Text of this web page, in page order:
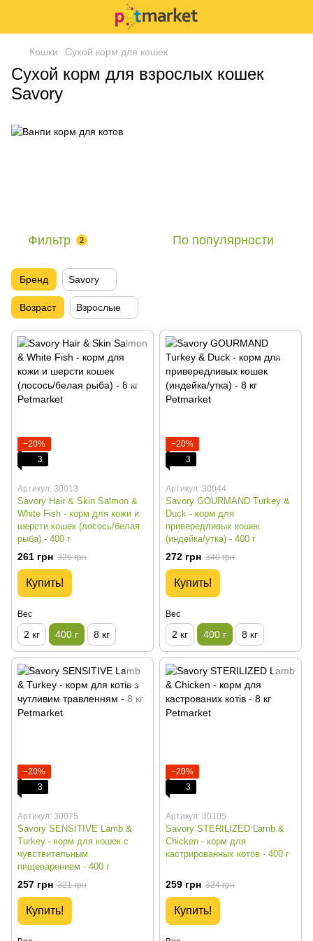
Кошки Сухой корм для кошек
Сухой корм для взрослых кошек
Savory
Фильтр 2 По популярности
Бренд Savory
Возраст Взрослые
−20%
3
Артикул: 30013
Savory Hair & Skin Salmon &
White Fish - корм для кожи и
шерсти кошек (лосось/белая
рыба) - 400 г
261 грн 326 грн
Купить!
Вес
2 кг 400 г 8 кг
−20%
3
Артикул: 30044
Savory GOURMAND Turkey &
Duck - корм для
привередливых кошек
(индейка/утка) - 400 г
272 грн 340 грн
Купить!
Вес
2 кг 400 г 8 кг
−20%
3
Артикул: 30075
Savory SENSITIVE Lamb &
Turkey - корм для кошек с
чувствительным
пищеварением - 400 г
257 грн 321 грн
Купить!
−20%
3
Артикул: 30105
Savory STERILIZED Lamb &
Chicken - корм для
кастрированных котов - 400 г
259 грн 324 грн
Купить!